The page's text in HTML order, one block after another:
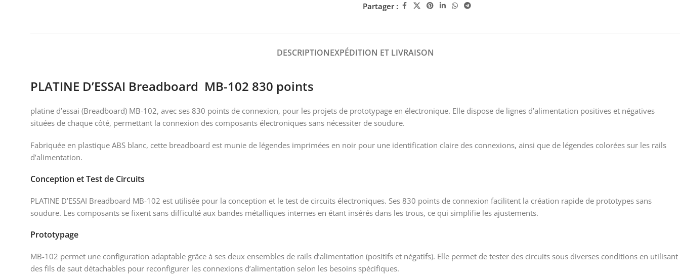
Partager :
DESCRIPTIONEXPÉDITION ET LIVRAISON
PLATINE D’ESSAI Breadboard MB-102 830 points
platine d’essai (Breadboard) MB-102, avec ses 830 points de connexion, pour les projets de prototypage en électronique. Elle dispose de lignes d’alimentation positives et négatives
situées de chaque côté, permettant la connexion des composants électroniques sans nécessiter de soudure.
Fabriquée en plastique ABS blanc, cette breadboard est munie de légendes imprimées en noir pour une identification claire des connexions, ainsi que de légendes colorées sur les rails
d’alimentation.
Conception et Test de Circuits
PLATINE D’ESSAI Breadboard MB-102 est utilisée pour la conception et le test de circuits électroniques. Ses 830 points de connexion facilitent la création rapide de prototypes sans
soudure. Les composants se fixent sans difficulté aux bandes métalliques internes en étant insérés dans les trous, ce qui simplifie les ajustements.
Prototypage
MB-102 permet une configuration adaptable grâce à ses deux ensembles de rails d’alimentation (positifs et négatifs). Elle permet de tester des circuits sous diverses conditions en utilisant
des fils de saut détachables pour reconfigurer les connexions d’alimentation selon les besoins spécifiques.